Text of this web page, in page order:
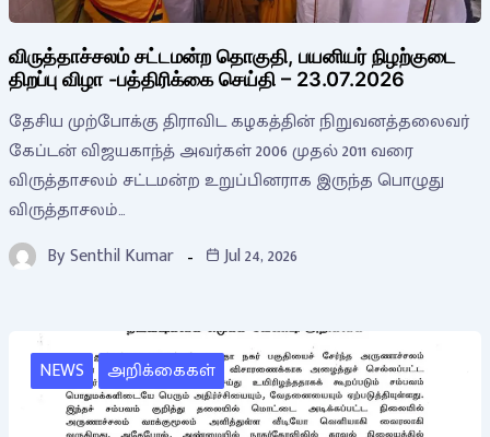
விருத்தாச்சலம் சட்டமன்ற தொகுதி, பயனியர் நிழற்குடை
திறப்பு விழா -பத்திரிக்கை செய்தி – 23.07.2026
தேசிய முற்போக்கு திராவிட கழகத்தின் நிறுவனத்தலைவர்
கேப்டன் விஜயகாந்த் அவர்கள் 2006 முதல் 2011 வரை
விருத்தாசலம் சட்டமன்ற உறுப்பினராக இருந்த பொழுது
விருத்தாசலம்…
BySenthil Kumar Jul 24, 2026
NEWS அறிக்கைகள்